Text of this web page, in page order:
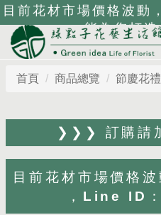
首頁 商品總覽 節慶花禮
❯❯❯ 訂購請
目前花材市場價格
，Line ID
目前花材市場價格波動
能為您打